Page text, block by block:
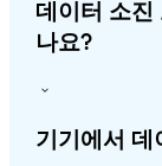
데이터 소진
나요?
기기에서 데